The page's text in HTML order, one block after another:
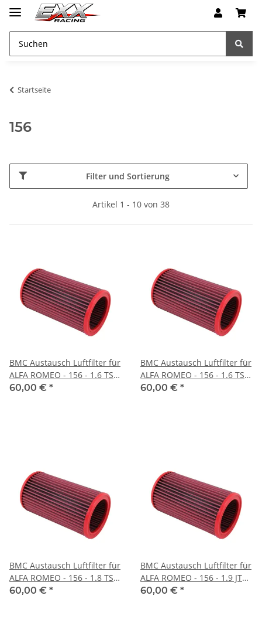
Startseite
156
Filter und Sortierung
Artikel 1 - 10 von 38
BMC Austausch Luftfilter für
ALFA ROMEO - 156 - 1.6 TS
16V T. Spark - BJ.01 > 06 (140
60,00 € *
BMC Austausch Luftfilter für
ALFA ROMEO - 156 - 1.6 TS
16V T. Spark - BJ.97 > 06 (120
60,00 € *
BMC Austausch Luftfilter für
ALFA ROMEO - 156 - 1.8 TS
16V - BJ.97 > 01 (144 PS)
60,00 € *
BMC Austausch Luftfilter für
ALFA ROMEO - 156 - 1.9 JTD
- BJ.01 > 06 (115 PS)
60,00 € *